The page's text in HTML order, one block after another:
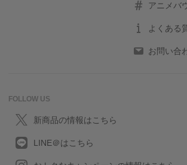
アニメバ
よくある
お問い合
FOLLOW US
新商品の情報はこちら
LINE＠はこちら